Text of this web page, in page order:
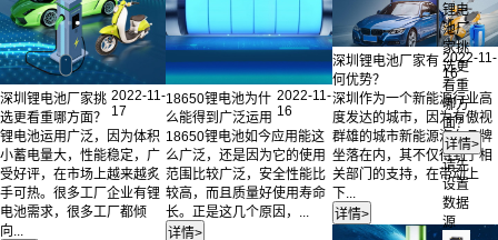
锂电
池厂
家挑
选更
看重
哪方
面？
请先
设置
数据
源
深圳锂电池厂家挑
选更看重哪方面？
2022-11-
17
锂电池运用广泛，因为体积
小蓄电量大，性能稳定，广
受好评，在市场上越来越炙
手可热。很多工厂企业有锂
电池需求，很多工厂都倾
向...
18650锂电池为什
么能得到广泛运用
2022-11-
16
18650锂电池如今应用能这
么广泛，还是因为它的使用
范围比较广泛，安全性能比
较高，而且质量好使用寿命
长。正是这几个原因，...
深圳锂电池厂家有
何优势？
2022-11-
16
深圳作为一个新能源行业高
度发达的城市，因为有傲视
群雄的城市新能源汽车品牌
坐落在内，其不仅得到了相
关部门的支持，在带动上
下...